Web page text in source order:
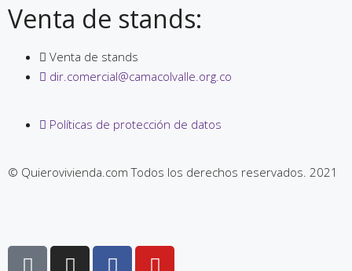
Venta de stands:
Venta de stands
dir.comercial@camacolvalle.org.co
Políticas de protección de datos
© Quierovivienda.com Todos los derechos reservados. 2021